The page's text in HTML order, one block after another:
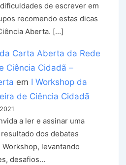
de escrever em
recomendo estas dicas
Aberta. […]
Carta Aberta da Rede
Ciência Cidadã –
em I Workshop da
de Ciência Cidadã
a ler e assinar uma
dos debates
levantando
desafios…